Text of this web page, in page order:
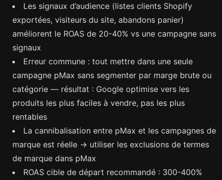
Les signaux d’audience (listes clients Shopify
exportées, visiteurs du site, abandons panier)
améliorent le ROAS de 20-40% vs une campagne sans
signaux
Erreur commune : tout mettre dans une seule
campagne pMax sans segmenter par marge brute ou
catégorie — résultat : Google optimise vers les
produits les plus faciles à vendre, pas les plus
rentables
La cannibalisation entre pMax et les campagnes de
marque est réelle → utiliser les exclusions de termes
de marque dans pMax
ROAS cible de départ recommandé : 300-400%